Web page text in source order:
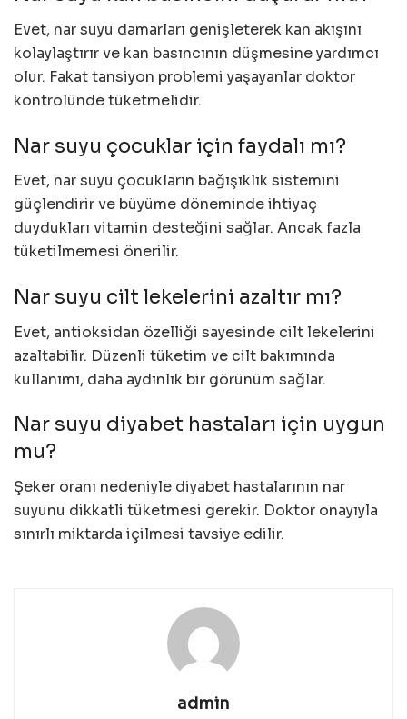
Evet, nar suyu damarları genişleterek kan akışını
kolaylaştırır ve kan basıncının düşmesine yardımcı
olur. Fakat tansiyon problemi yaşayanlar doktor
kontrolünde tüketmelidir.
Nar suyu çocuklar için faydalı mı?
Evet, nar suyu çocukların bağışıklık sistemini
güçlendirir ve büyüme döneminde ihtiyaç
duydukları vitamin desteğini sağlar. Ancak fazla
tüketilmemesi önerilir.
Nar suyu cilt lekelerini azaltır mı?
Evet, antioksidan özelliği sayesinde cilt lekelerini
azaltabilir. Düzenli tüketim ve cilt bakımında
kullanımı, daha aydınlık bir görünüm sağlar.
Nar suyu diyabet hastaları için uygun
mu?
Şeker oranı nedeniyle diyabet hastalarının nar
suyunu dikkatli tüketmesi gerekir. Doktor onayıyla
sınırlı miktarda içilmesi tavsiye edilir.
admin